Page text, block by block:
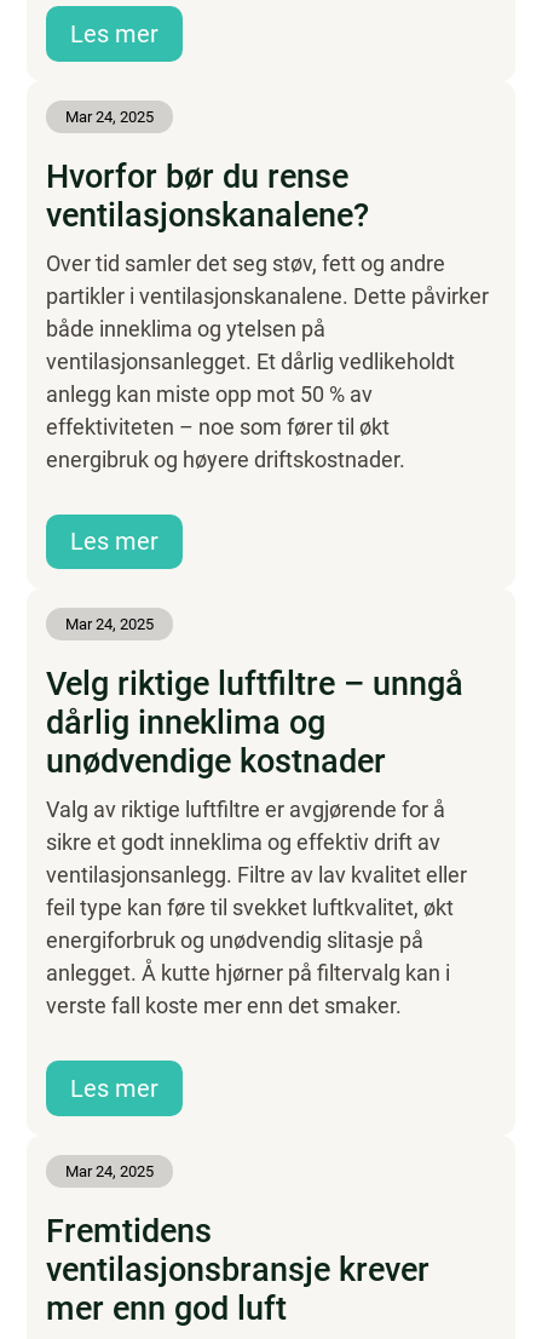
Les mer
Mar 24, 2025
Hvorfor bør du rense
ventilasjonskanalene?
Over tid samler det seg støv, fett og andre
partikler i ventilasjonskanalene. Dette påvirker
både inneklima og ytelsen på
ventilasjonsanlegget. Et dårlig vedlikeholdt
anlegg kan miste opp mot 50 % av
effektiviteten – noe som fører til økt
energibruk og høyere driftskostnader.
Les mer
Mar 24, 2025
Velg riktige luftfiltre – unngå
dårlig inneklima og
unødvendige kostnader
Valg av riktige luftfiltre er avgjørende for å
sikre et godt inneklima og effektiv drift av
ventilasjonsanlegg. Filtre av lav kvalitet eller
feil type kan føre til svekket luftkvalitet, økt
energiforbruk og unødvendig slitasje på
anlegget. Å kutte hjørner på filtervalg kan i
verste fall koste mer enn det smaker.
Les mer
Mar 24, 2025
Fremtidens
ventilasjonsbransje krever
mer enn god luft